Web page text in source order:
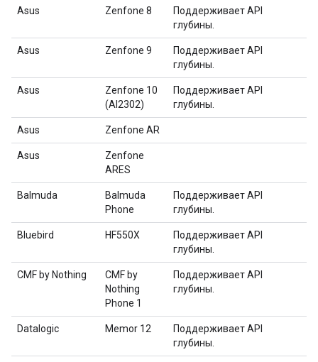
Asus Zenfone 8
Поддерживает API
глубины.
Asus Zenfone 9
Поддерживает API
глубины.
Asus
Zenfone 10
(AI2302)
Поддерживает API
глубины.
Asus Zenfone AR
Asus
Zenfone
ARES
Balmuda
Balmuda
Phone
Поддерживает API
глубины.
Bluebird HF550X
Поддерживает API
глубины.
CMF by Nothing
CMF by
Nothing
Phone 1
Поддерживает API
глубины.
Datalogic Memor 12
Поддерживает API
глубины.